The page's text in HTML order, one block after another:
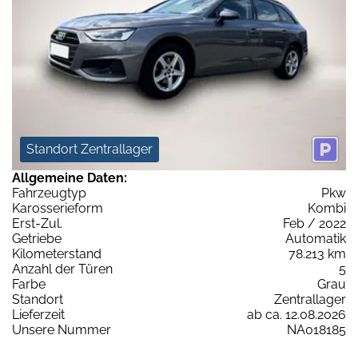
Standort Zentrallager
Allgemeine Daten:
Fahrzeugtyp
Pkw
Karosserieform
Kombi
Erst-Zul.
Feb / 2022
Getriebe
Automatik
Kilometerstand
78.213 km
Anzahl der Türen
5
Farbe
Grau
Standort
Zentrallager
Lieferzeit
ab ca. 12.08.2026
Unsere Nummer
NA018185